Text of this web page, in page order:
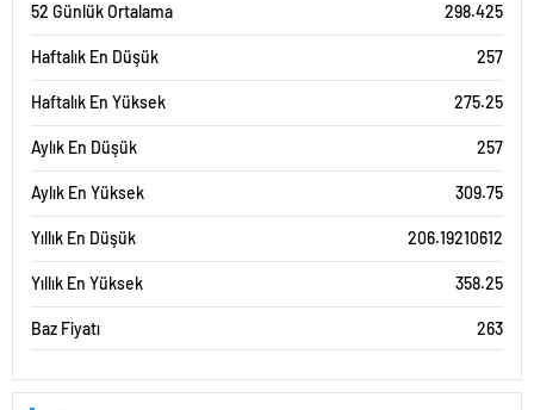
52 Günlük Ortalama 298.425
Haftalık En Düşük 257
Haftalık En Yüksek 275.25
Aylık En Düşük 257
Aylık En Yüksek 309.75
Yıllık En Düşük 206.19210612
Yıllık En Yüksek 358.25
Baz Fiyatı 263